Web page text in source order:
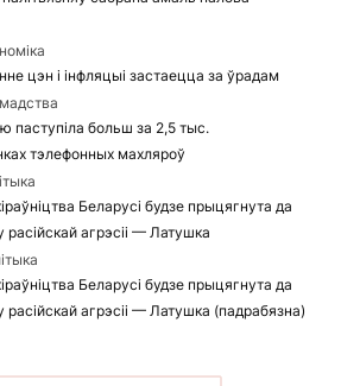
цэн і інфляцыі застаецца за ўрадам
паступіла больш за 2,5 тыс.
тэлефонных махляроў
Беларусі будзе прыцягнута да
расійскай агрэсіі — Латушка
Беларусі будзе прыцягнута да
расійскай агрэсіі — Латушка (падрабязна)